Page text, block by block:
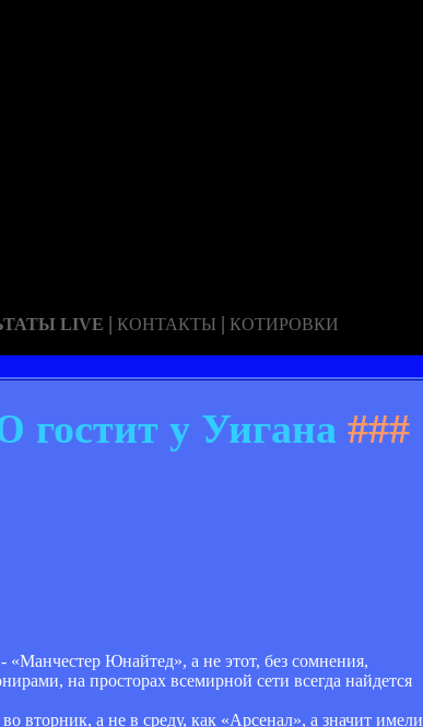
LIVE | КОНТАКТЫ | КОТИРОВКИ
у Уигана ###
Юнайтед», а не этот, без сомнения,
на просторах всемирной сети всегда найдется
вторник, а не в среду, как «Арсенал», а значит имели